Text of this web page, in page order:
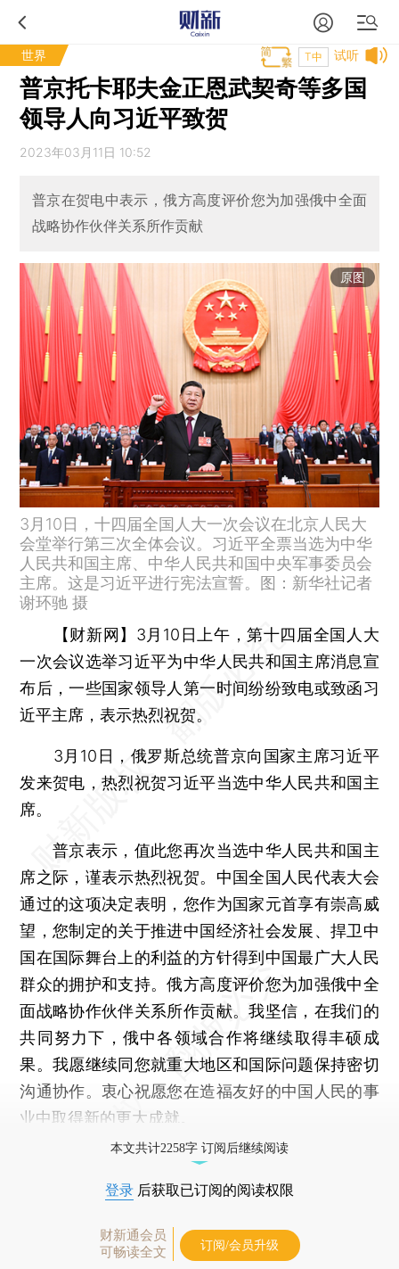
世界 试听
T中
普京托卡耶夫金正恩武契奇等多国
领导人向习近平致贺
2023年03月11日 10:52
普京在贺电中表示，俄方高度评价您为加强俄中全面
战略协作伙伴关系所作贡献
原图
3月10日，十四届全国人大一次会议在北京人民大
会堂举行第三次全体会议。习近平全票当选为中华
人民共和国主席、中华人民共和国中央军事委员会
主席。这是习近平进行宪法宣誓。图：新华社记者
谢环驰 摄
【财新网】 3月10日上午，第十四届全国人大
一次会议选举习近平为中华人民共和国主席消息宣
布后，一些国家领导人第一时间纷纷致电或致函习
近平主席，表示热烈祝贺。
3月10日，俄罗斯总统普京向国家主席习近平
发来贺电，热烈祝贺习近平当选中华人民共和国主
席。
普京表示，值此您再次当选中华人民共和国主
席之际，谨表示热烈祝贺。中国全国人民代表大会
通过的这项决定表明，您作为国家元首享有崇高威
望，您制定的关于推进中国经济社会发展、捍卫中
国在国际舞台上的利益的方针得到中国最广大人民
群众的拥护和支持。俄方高度评价您为加强俄中全
面战略协作伙伴关系所作贡献。我坚信，在我们的
共同努力下，俄中各领域合作将继续取得丰硕成
果。我愿继续同您就重大地区和国际问题保持密切
沟通协作。衷心祝愿您在造福友好的中国人民的事
业中取得新的更大成就。
本文共计2258字 订阅后继续阅读
登录 后获取已订阅的阅读权限
财新通会员
可畅读全文
订阅/会员升级